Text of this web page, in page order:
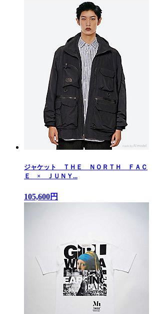
ジャケット ＴＨＥ ＮＯＲＴＨ ＦＡＣ
Ｅ × ＪＵＮＹ...
105,600円